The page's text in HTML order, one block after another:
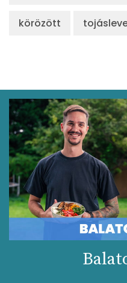
körözött